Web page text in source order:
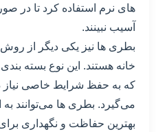
های نرم استفاده کرد تا
آسیب نبینند.
بطری ها نیز یکی دیگر از
خانه هستند. این نوع بسته
که به حفظ شرایط خاصی نیاز
می‌گیرد. بطری ها می‌توانند
بهترین حفاظت و نگهداری